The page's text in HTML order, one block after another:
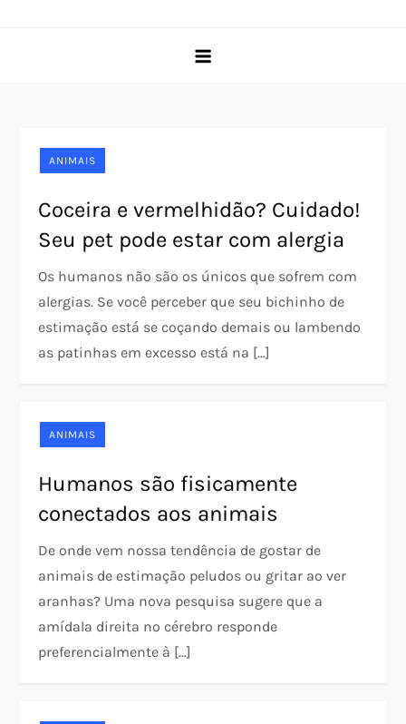
ANIMAIS
Coceira e vermelhidão? Cuidado!
Seu pet pode estar com alergia
Os humanos não são os únicos que sofrem com
alergias. Se você perceber que seu bichinho de
estimação está se coçando demais ou lambendo
as patinhas em excesso está na […]
ANIMAIS
Humanos são fisicamente
conectados aos animais
De onde vem nossa tendência de gostar de
animais de estimação peludos ou gritar ao ver
aranhas? Uma nova pesquisa sugere que a
amídala direita no cérebro responde
preferencialmente à […]